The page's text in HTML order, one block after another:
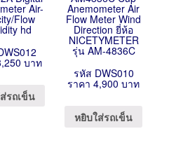
Air-
Flow
hd
บาท
รถเข็น
Anemometer Air
Flow Meter Wind
Direction ยี่ห้อ
NICETYMETER
รุ่น AM-4836C
รหัส DWS010
ราคา 4,900 บาท
หยิบใส่รถเข็น